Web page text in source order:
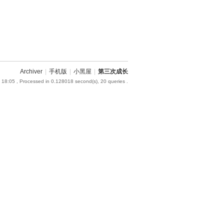
Archiver 手机版 小黑屋 第三次成长
18:05 , Processed in 0.128018 second(s), 20 queries .